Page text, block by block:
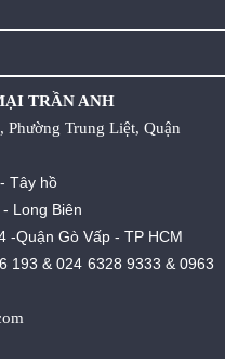
TRẦN ANH
Trung Liệt, Quận
Tây hồ
Long Biên
-Quận Gò Vấp - TP HCM
193 &024 6328 9333 &0963